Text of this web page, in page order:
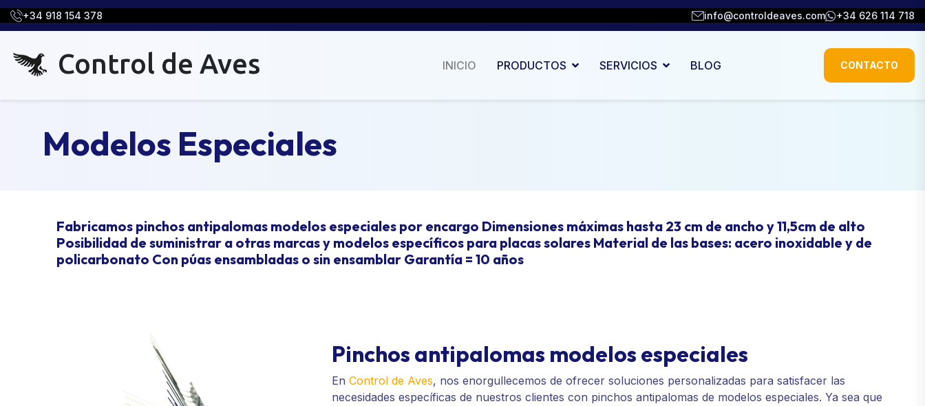
+34 918 154 378 info@controldeaves.com +34 626 114 718
Control de Aves INICIO PRODUCTOS SERVICIOS BLOG CONTACTO
Modelos Especiales
Fabricamos pinchos antipalomas modelos especiales por encargo Dimensiones máximas hasta 23 cm de ancho y 11,5cm de alto
Posibilidad de suministrar a otras marcas y modelos específicos para placas solares Material de las bases: acero inoxidable y de
policarbonato Con púas ensambladas o sin ensamblar Garantía = 10 años
Pinchos antipalomas modelos especiales
En Control de Aves, nos enorgullecemos de ofrecer soluciones personalizadas para satisfacer las
necesidades específicas de nuestros clientes con pinchos antipalomas de modelos especiales. Ya sea que